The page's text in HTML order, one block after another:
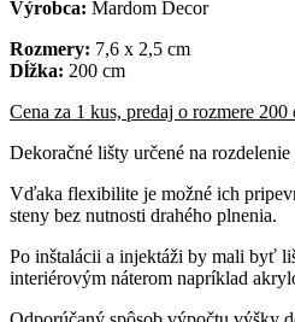
Výrobca: Mardom Decor
Rozmery: 7,6 x 2,5 cm
Dĺžka: 200 cm
Cena za 1 kus, predaj o rozmere 200
Dekoračné lišty určené na
Vďaka flexibilite je možné ich
steny bez nutnosti drahého plnenia.
Po inštalácii a injektáži by mali byť
interiérovým náterom napríklad